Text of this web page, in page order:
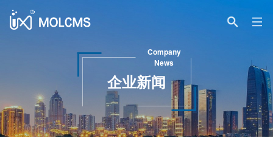
企业新闻
Company
News